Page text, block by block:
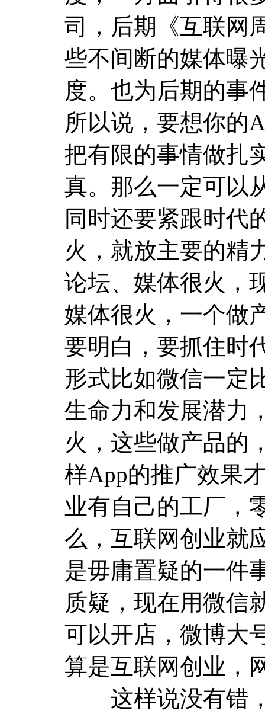
司，后期《互联网
些不间断的媒体曝
度。也为后期的事
所以说，要想你的
把有限的事情做扎
真。那么一定可以
同时还要紧跟时代
火，就放主要的精
论坛、媒体很火，
媒体很火，一个做
要明白，要抓住时
形式比如微信一定
生命力和发展潜力
火，这些做产品的
样App的推广效
业有自己的工厂，
么，互联网创业就
是毋庸置疑的一件
质疑，现在用微信
可以开店，微博大
算是互联网创业，
这样说没有错，